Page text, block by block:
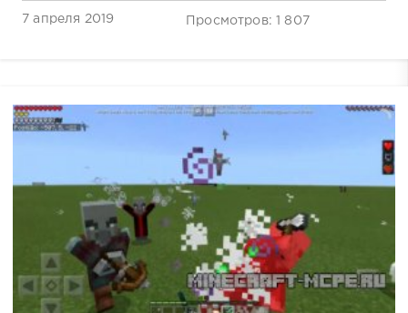
7 апреля 2019 Просмотров: 1 807